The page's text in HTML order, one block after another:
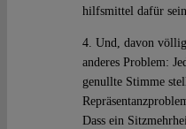
hilfsmittel dafür
4. Und, davon
anderes Problem:
genullte Stimme
Dass ein